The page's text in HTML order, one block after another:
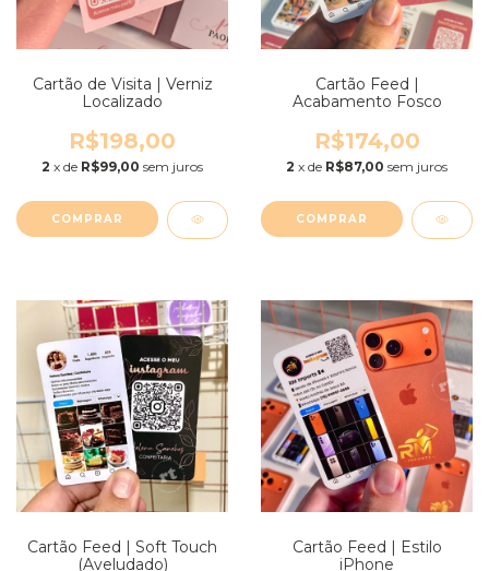
Cartão de Visita | Verniz
Localizado
R$198,00
2 x de R$99,00 sem juros
COMPRAR
Cartão Feed |
Acabamento Fosco
R$174,00
2 x de R$87,00 sem juros
COMPRAR
Cartão Feed | Soft Touch
(Aveludado)
Cartão Feed | Estilo
iPhone